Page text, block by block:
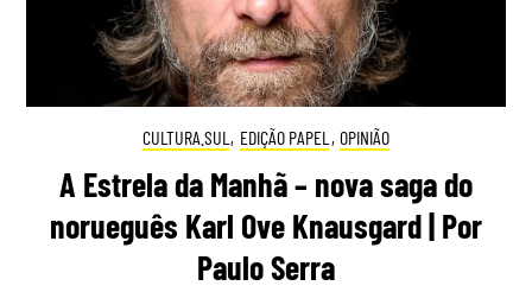
CULTURA.SUL , EDIÇÃO PAPEL , OPINIÃO
A Estrela da Manhã – nova saga do
norueguês Karl Ove Knausgard | Por
Paulo Serra